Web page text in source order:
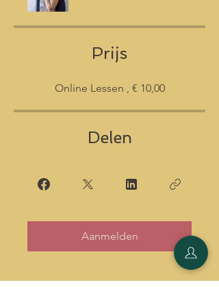
Prijs
Online Lessen , € 10,00
Delen
Aanmelden